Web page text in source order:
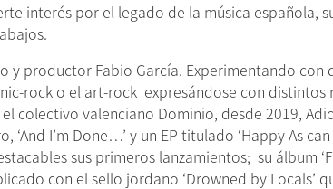
interés por el legado de la música española,
y productor Fabio García. Experimentando con
rock o el art-rock expresándose con distintos
colectivo valenciano Dominio, desde 2019,
I’m Done…’ y un EP titulado ‘Happy As
sus primeros lanzamientos; su álbum
con el sello jordano ‘Drowned by Locals’